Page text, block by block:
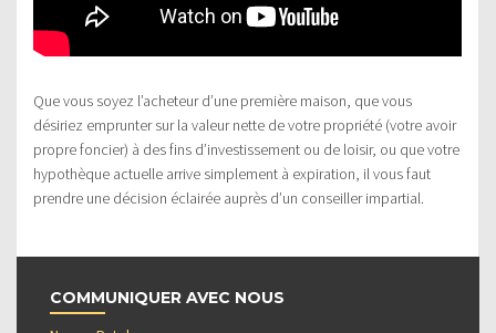
Que vous soyez l’acheteur d’une première maison, que vous
désiriez emprunter sur la valeur nette de votre propriété (votre avoir
propre foncier) à des fins d’investissement ou de loisir, ou que votre
hypothèque actuelle arrive simplement à expiration, il vous faut
prendre une décision éclairée auprès d’un conseiller impartial.
COMMUNIQUER AVEC NOUS